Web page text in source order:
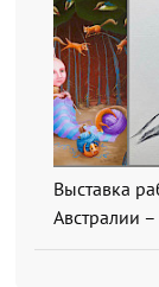
Выставка
Австралии